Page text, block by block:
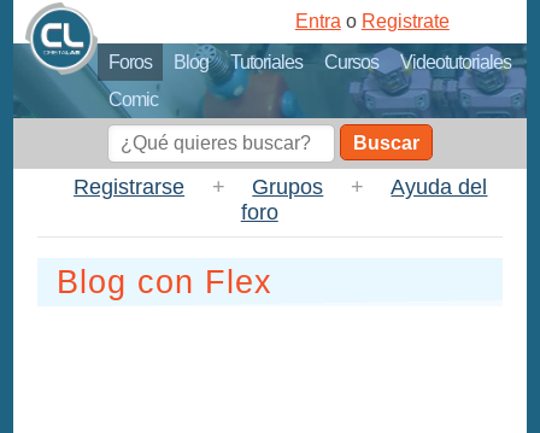
Foros Blog Tutoriales Cursos
Videotutoriales
Comic
Entra o Registrate
Buscar
Registrarse + Grupos +
Ayuda del
foro
Blog con Flex